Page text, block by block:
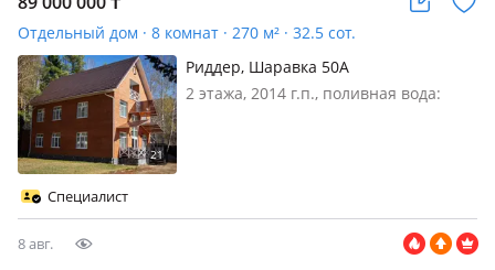
Отдельный дом · 8 комнат · 270 м² · 32.5 сот.
Риддер, Шаравка 50А
2 этажа, 2014 г.п., поливная вода:
Продаётся шикарный дом на берегу
Специалист
8 авг.